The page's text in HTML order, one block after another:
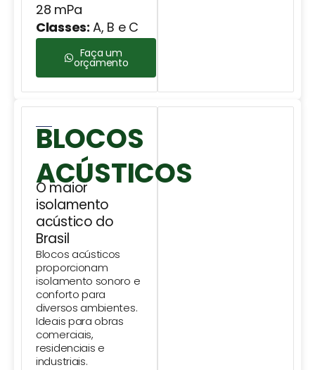
28 mPa
Classes: A, B e C
Faça um
orçamento
BLOCOS
ACÚSTICOS
O maior
isolamento
acústico do
Brasil
Blocos acústicos
proporcionam
isolamento sonoro e
conforto para
diversos ambientes.
Ideais para obras
comerciais,
residenciais e
industriais.